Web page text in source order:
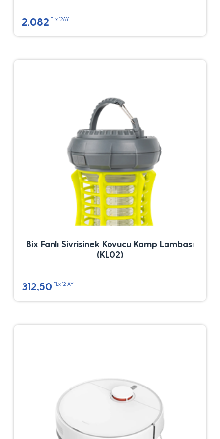
2.082 TLx 12AY
Bix Fanlı Sivrisinek Kovucu Kamp Lambası
(KL02)
312,50 TLx 12 AY